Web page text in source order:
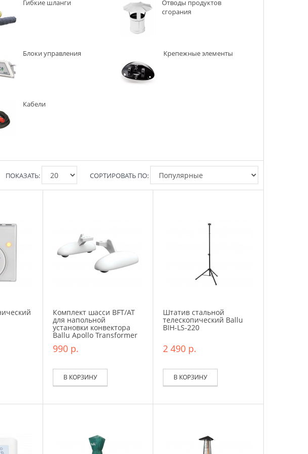
Гибкие шланги
Отводы продуктов
сгорания
Блоки управления Крепежные элементы
Кабели
СОРТИРОВАТЬ ПО:
ПОКАЗАТЬ:
Комплект шасси BFT/AT
для напольной
установки конвектора
Ballu Apollo Transformer
990 р.
В КОРЗИНУ
Штатив стальной
телескопический Ballu
BIH-LS-220
2 490 р.
В КОРЗИНУ